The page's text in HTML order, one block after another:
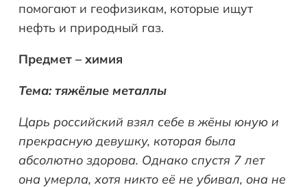
помогают и геофизикам, которые ищут
нефть и природный газ.
Предмет – химия
Тема: тяжёлые металлы
Царь российский взял себе в жёны юную и
прекрасную девушку, которая была
абсолютно здорова. Однако спустя 7 лет
она умерла, хотя никто её не убивал, она не